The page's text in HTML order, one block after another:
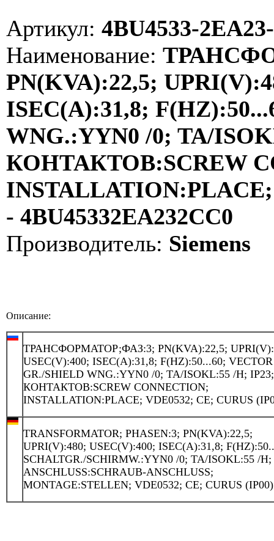
Артикул: 4BU4533-
Наименование:
PN(KVA):22,5;
ISEC(A):31,8;
WNG.:YYN0 /0; TA/
КОНТАКТОВ:SCREW
INSTALLATION:PLACE;
- 4BU45332EA232CC0
Производитель: Siemens
Описание:
ТРАНСФОРМАТОР;ФАЗ:3; PN(KVA):22,5;
USEC(V):400; ISEC(A):31,8; F(HZ):50...60; VECTOR
GR./SHIELD WNG.:YYN0 /0; TA/ISOKL:55 /H;
КОНТАКТОВ:SCREW CONNECTION;
INSTALLATION:PLACE; VDE0532; CE; CURUS
TRANSFORMATOR; PHASEN:3; PN(KVA):22,5;
UPRI(V):480; USEC(V):400; ISEC(A):31,8;
SCHALTGR./SCHIRMW.:YYN0 /0; TA/ISOKL:55 /H;
ANSCHLUSS:SCHRAUB-ANSCHLUSS;
MONTAGE:STELLEN; VDE0532; CE; CURUS (IP00)